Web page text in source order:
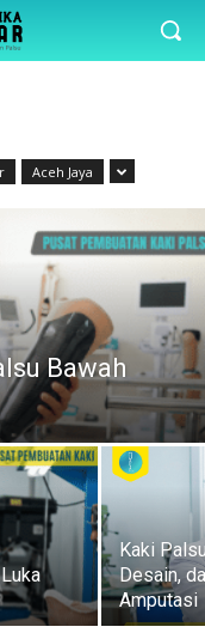
Aceh Jaya
Bawah
Kaki
Desain,
Amputasi